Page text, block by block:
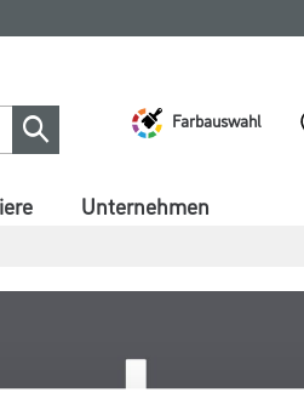
Farbauswahl
Unternehmen